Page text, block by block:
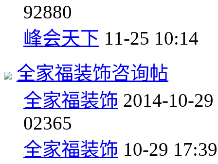
92880
峰会天下 11-25 10:14
全家福装饰咨询帖
全家福装饰 2014-10-29
02365
全家福装饰 10-29 17:39